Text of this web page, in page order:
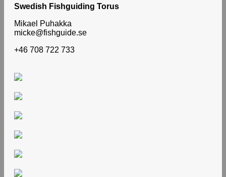
Swedish Fishguiding Torus
Mikael Puhakka
micke@fishguide.se
+46 708 722 733